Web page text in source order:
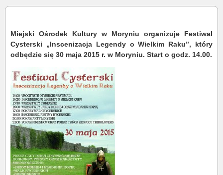
Miejski Ośrodek Kultury w Moryniu organizuje Festiwal
Cysterski „Inscenizacja Legendy o Wielkim Raku”, który
odbędzie się 30 maja 2015 r. w Moryniu. Start o godz. 14.00.